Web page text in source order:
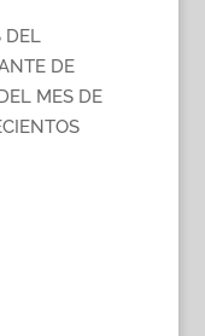
DEL
DE
MES DE